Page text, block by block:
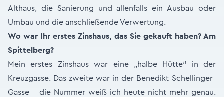
Althaus, die Sanierung und allenfalls ein Ausbau oder
Umbau und die anschließende Verwertung.
Wo war Ihr erstes Zinshaus, das Sie gekauft haben? Am
Spittelberg?
Mein erstes Zinshaus war eine „halbe Hütte“ in der
Kreuzgasse. Das zweite war in der Benedikt-Schellinger-
Gasse - die Nummer weiß ich heute nicht mehr genau.